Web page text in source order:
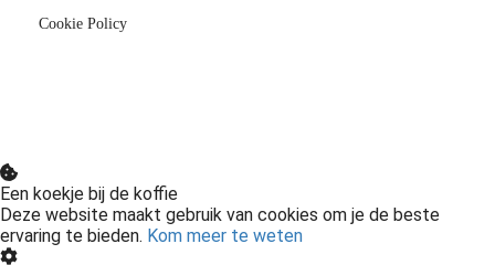
Cookie Policy
Een koekje bij de koffie
Deze website maakt gebruik van cookies om je de beste
ervaring te bieden. Kom meer te weten